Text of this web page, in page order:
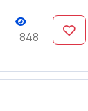
848